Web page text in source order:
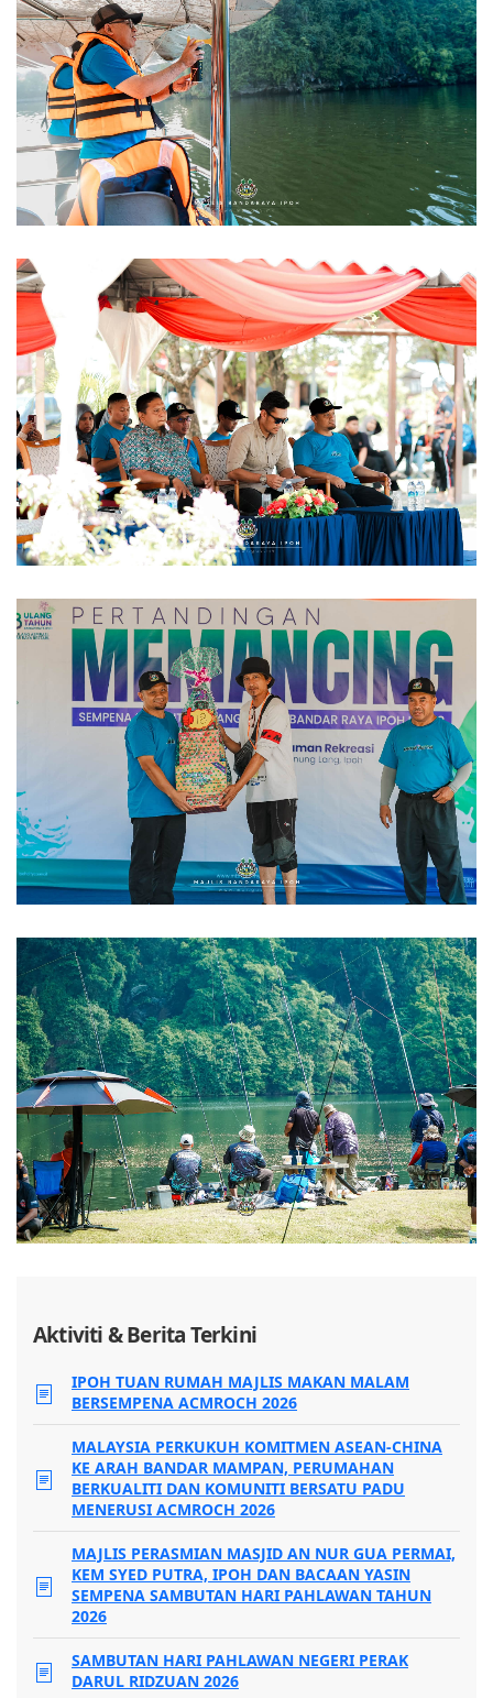
Aktiviti & Berita Terkini
IPOH TUAN RUMAH MAJLIS MAKAN MALAM
BERSEMPENA ACMROCH 2026
MALAYSIA PERKUKUH KOMITMEN ASEAN-CHINA
KE ARAH BANDAR MAMPAN, PERUMAHAN
BERKUALITI DAN KOMUNITI BERSATU PADU
MENERUSI ACMROCH 2026
MAJLIS PERASMIAN MASJID AN NUR GUA PERMAI,
KEM SYED PUTRA, IPOH DAN BACAAN YASIN
SEMPENA SAMBUTAN HARI PAHLAWAN TAHUN
2026
SAMBUTAN HARI PAHLAWAN NEGERI PERAK
DARUL RIDZUAN 2026